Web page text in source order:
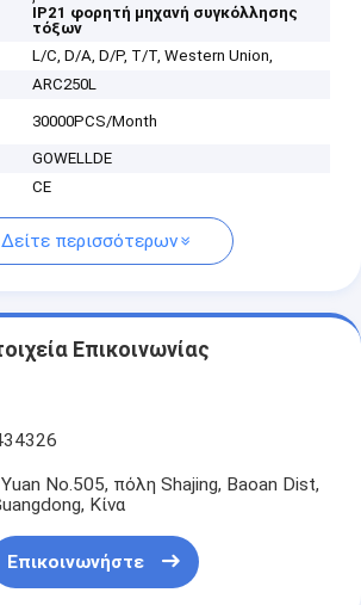
IP21 φορητή μηχανή συγκόλλησης
τόξων
L/C, D/A, D/P, T/T, Western Union,
ARC250L
30000PCS/Month
GOWELLDE
CE
Δείτε περισσότερων
Επικοινωνίας
No.505, πόλη Shajing, Baoan Dist,
Κίνα
Επικοινωνήστε